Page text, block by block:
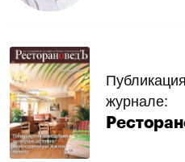
журнале: